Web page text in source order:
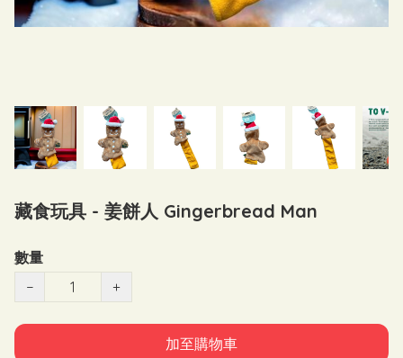
藏食玩具 - 姜餅人 Gingerbread Man
數量
−
+
加至購物車